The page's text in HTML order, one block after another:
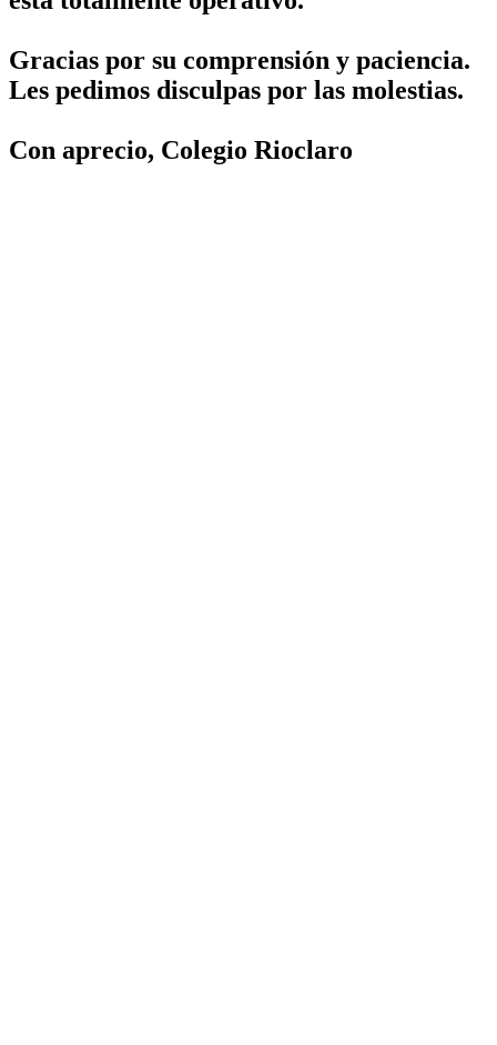
Gracias por su comprensión y paciencia.
Les pedimos disculpas por las molestias.
Con aprecio, Colegio Rioclaro